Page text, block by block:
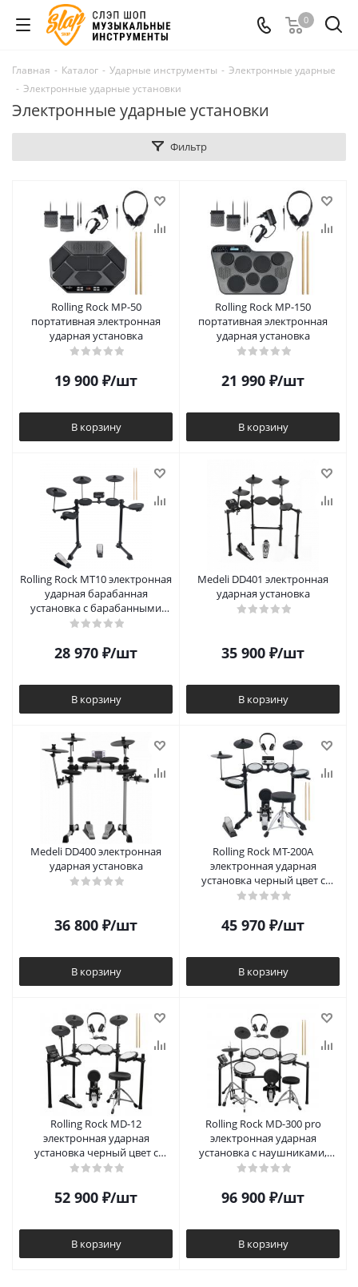
0
Главная - Каталог - Ударные инструменты - Электронные ударные
- Электронные ударные установки
Электронные ударные установки
Фильтр
Rolling Rock MP-50
портативная электронная
ударная установка
19 900 ₽/шт
В корзину
Rolling Rock MP-150
портативная электронная
ударная установка
21 990 ₽/шт
В корзину
Rolling Rock MT10 электронная
ударная барабанная
установка с барабанными
палочками
28 970 ₽/шт
В корзину
Medeli DD401 электронная
ударная установка
35 900 ₽/шт
В корзину
Medeli DD400 электронная
ударная установка
36 800 ₽/шт
В корзину
Rolling Rock MT-200A
электронная ударная
установка черный цвет с
наушниками, барабанными
барабанщика
45 970 ₽/шт
В корзину
Rolling Rock MD-12
электронная ударная
установка черный цвет с
наушниками, барабанными
барабанщика
52 900 ₽/шт
В корзину
Rolling Rock MD-300 pro
электронная ударная
установка с наушниками,
стулом барабанщика и
96 900 ₽/шт
В корзину